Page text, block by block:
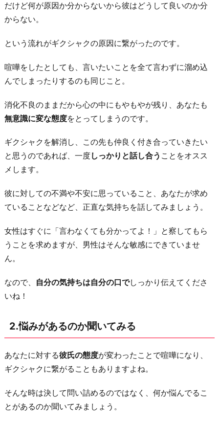
か
考
て
み
る
前
向
に
考
え
る
に
す
冷
静
な
る
ま
で
離
を
だけど何が原因か分からないから彼はどうして良いのか分
からない。
という流れがギクシャクの原因に繋がったのです。
喧嘩をしたとしても、言いたいことを全て言わずに溜め込
んでしまったりするのも同じこと。
消化不良のままだから心の中にもやもやが残り、あなたも
無意識に変な態度をとってしまうのです。
ギクシャクを解消し、この先も仲良く付き合っていきたい
と思うのであれば、一度しっかりと話し合う ことをオスス
メします。
彼に対しての不満や不安に思っていること、あなたが求め
ていることなどなど、正直な気持ちを話してみましょう。
女性はすぐに「言わなくても分かってよ！」と察してもら
うことを求めますが、男性はそんな敏感にできていませ
ん。
なので、 自分の気持ちは自分の口でしっかり伝えてくださ
いね！
2.悩みがあるのか聞いてみる
あなたに対する彼氏の態度が変わったことで喧嘩になり、
ギクシャクに繋がることもありますよね。
そんな時は決して問い詰めるのではなく、何か悩んでるこ
とがあるのか聞いてみましょう。